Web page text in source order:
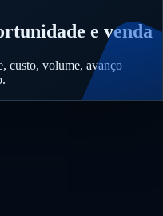
e venda
custo, volume, avanço